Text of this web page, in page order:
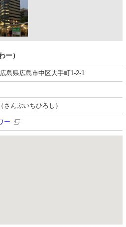
ー）
島県広島市中区大手町1-2-1
さんぶいちひろし）
ー